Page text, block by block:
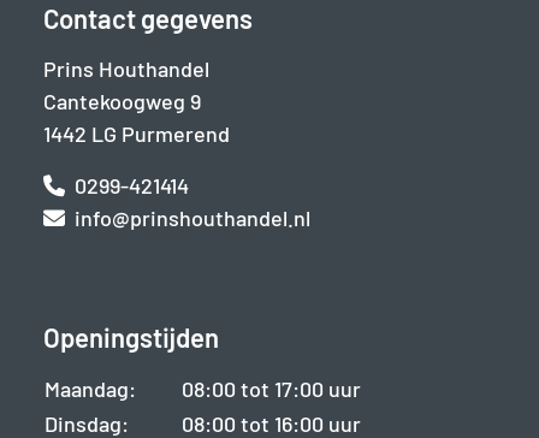
Contact gegevens
Prins Houthandel
Cantekoogweg 9
1442 LG Purmerend
0299-421414
info@prinshouthandel.nl
Openingstijden
Maandag:
08:00 tot 17:00 uur
Dinsdag:
08:00 tot 16:00 uur